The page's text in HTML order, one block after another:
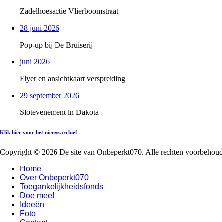
Zadelhoesactie Vlierboomstraat
28 juni 2026
Pop-up bij De Bruiserij
juni 2026
Flyer en ansichtkaart verspreiding
29 september 2026
Slotevenement in Dakota
Klik hier voor het nieuwsarchief
Copyright © 2026 De site van Onbeperkt070. Alle rechten
Home
Over Onbeperkt070
Toegankelijkheidsfonds
Doe mee!
Ideeën
Foto